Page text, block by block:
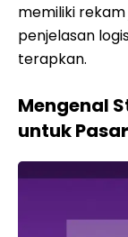
memiliki
penjelasan
terapkan.
Mengenal
untuk